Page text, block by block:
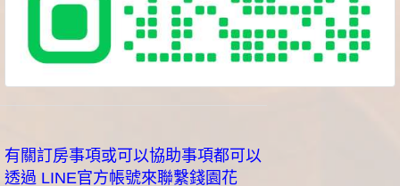
有關訂房事項或可以協助事項都可以
透過 LINE官方帳號來聯繫錢園花